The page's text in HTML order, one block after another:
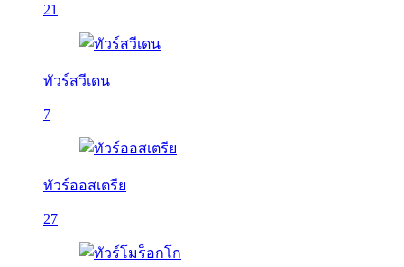
21
ทัวร์สวีเดน
7
ทัวร์ออสเตรีย
27